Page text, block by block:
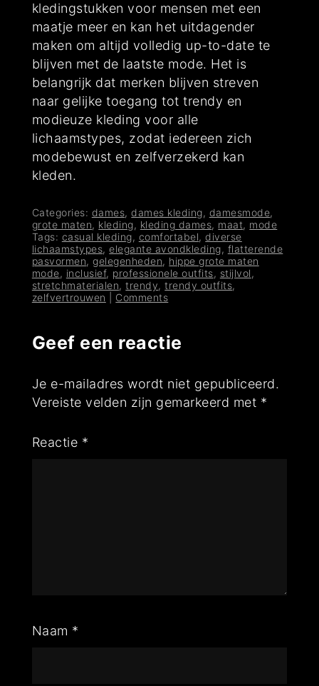
kledingstukken voor mensen met een
maatje meer en kan het uitdagender
maken om altijd volledig up-to-date te
blijven met de laatste mode. Het is
belangrijk dat merken blijven streven
naar gelijke toegang tot trendy en
modieuze kleding voor alle
lichaamstypes, zodat iedereen zich
modebewust en zelfverzekerd kan
kleden.
Categories: dames,dames kleding, damesmode,
grote maten, kleding, kleding dames, maat, mode
Tags: casual kleding, comfortabel,diverse
lichaamstypes,elegante avondkleding, flatterende
pasvormen,gelegenheden, hippe grote maten
mode, inclusief, professionele outfits, stijlvol ,
stretchmaterialen,trendy,trendy outfits,
zelfvertrouwen
Comments
Geef een reactie
Je e-mailadres wordt niet gepubliceerd.
Vereiste velden zijn gemarkeerd met *
Reactie *
Naam *